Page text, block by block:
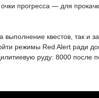
прогресса — для
квестов, так и
режимы Red Alert ради
руду: 8000 после